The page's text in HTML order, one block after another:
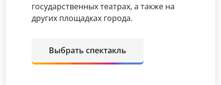
государственных театрах, а также на
других площадках города.
Выбрать спектакль